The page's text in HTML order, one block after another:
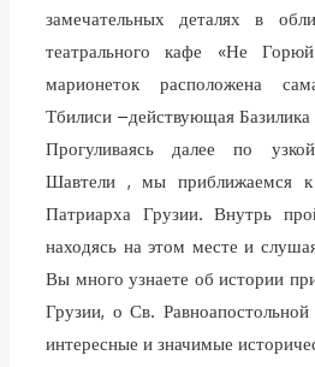
замечательных деталях в
театрального кафе «Не
марионеток расположена
Тбилиси –действующая
Прогуливаясь далее по
Шавтели , мы приближаемся к
Патриарха Грузии. Внутрь
находясь на этом месте и
Вы много узнаете об истории
Грузии, о Св.
интересные и значимые